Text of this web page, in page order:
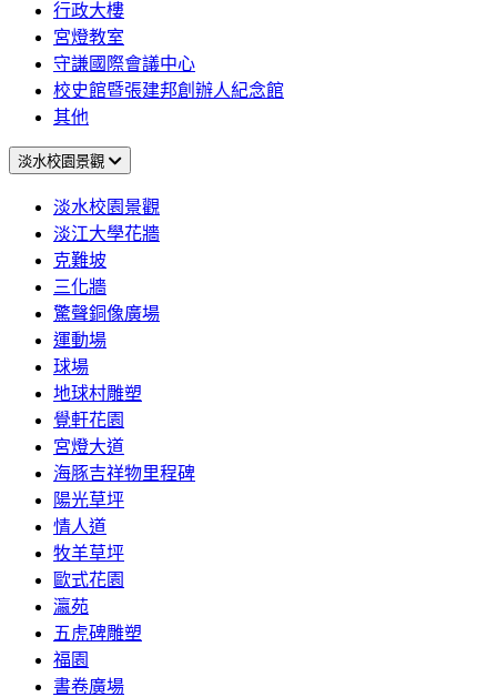
行政大樓
宮燈教室
守謙國際會議中心
校史館暨張建邦創辦人紀念館
其他
淡水校園景觀
淡水校園景觀
淡江大學花牆
克難坡
三化牆
驚聲銅像廣場
運動場
球場
地球村雕塑
覺軒花園
宮燈大道
海豚吉祥物里程碑
陽光草坪
情人道
牧羊草坪
歐式花園
瀛苑
五虎碑雕塑
福園
書卷廣場